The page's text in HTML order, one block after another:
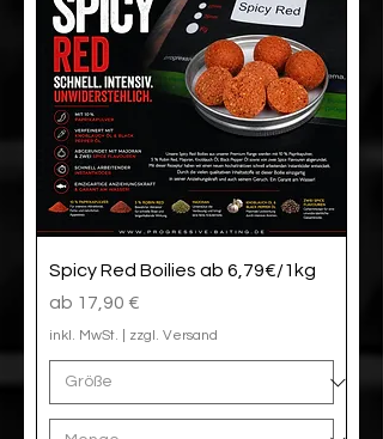
Spicy Red Boilies ab 6,79€/1kg
ab 17,90 €
Sale-Preis
inkl. MwSt. zzgl. Versand